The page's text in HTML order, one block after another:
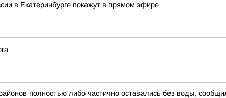
в Екатеринбурге покажут в прямом эфире
полностью либо частично оставались без воды,